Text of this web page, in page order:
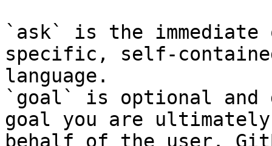
`ask` is the
specific, self-
language.
`goal` is optional and
goal you are
behalf of the user.